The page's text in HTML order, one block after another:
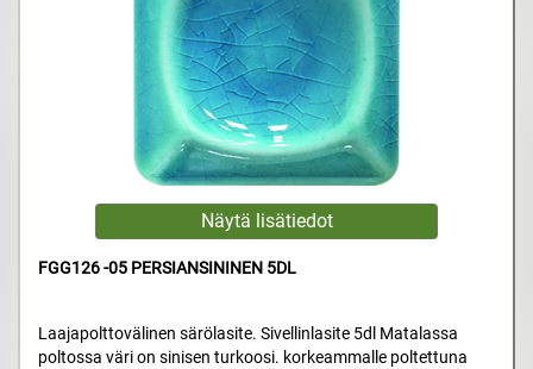
FGG126 -05 PERSIANSININEN 5DL
Laajapolttovälinen särölasite. Sivellinlasite 5dl Matalassa
poltossa väri on sinisen turkoosi. korkeammalle poltettuna